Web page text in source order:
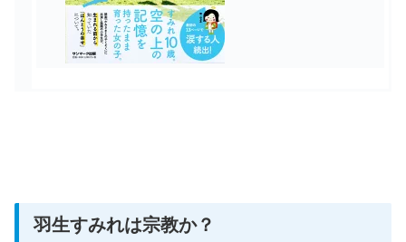
羽生すみれは宗教か？